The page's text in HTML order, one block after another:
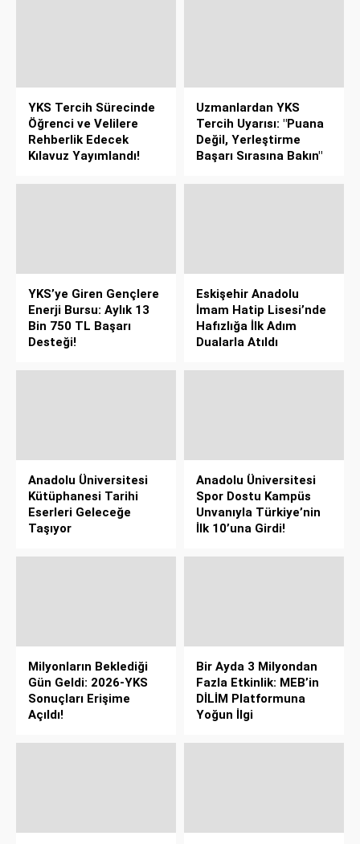
YKS Tercih Sürecinde
Öğrenci ve Velilere
Rehberlik Edecek
Kılavuz Yayımlandı!
Uzmanlardan YKS
Tercih Uyarısı: "Puana
Değil, Yerleştirme
Başarı Sırasına Bakın"
YKS’ye Giren Gençlere
Enerji Bursu: Aylık 13
Bin 750 TL Başarı
Desteği!
Eskişehir Anadolu
İmam Hatip Lisesi’nde
Hafızlığa İlk Adım
Dualarla Atıldı
Anadolu Üniversitesi
Kütüphanesi Tarihi
Eserleri Geleceğe
Taşıyor
Anadolu Üniversitesi
Spor Dostu Kampüs
Unvanıyla Türkiye’nin
İlk 10’una Girdi!
Milyonların Beklediği
Gün Geldi: 2026-YKS
Sonuçları Erişime
Açıldı!
Bir Ayda 3 Milyondan
Fazla Etkinlik: MEB’in
DİLİM Platformuna
Yoğun İlgi